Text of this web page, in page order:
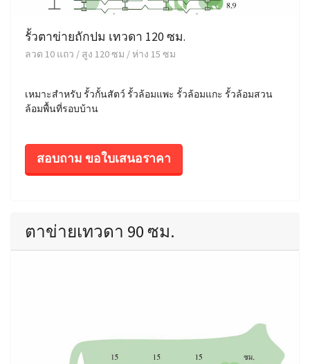
รั้วตาข่ายถักปม เทวดา 120 ซม.
ลวด 10 แถว / สูง 120 ซม / ห่าง 15 ซม
เหมาะสำหรับ รั้วกั้นสัตว์ รั้วล้อมแพะ รั้วล้อมแกะ รั้วล้อมสวน
ล้อมพื้นที่รอบบ้าน
สอบถาม ขอใบเสนอราคา
ตาข่ายเทวดา 90 ซม.